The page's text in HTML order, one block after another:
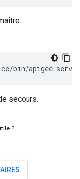
bin/apigee-
secours.
?